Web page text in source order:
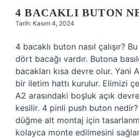
4 BACAKLI BUTON
Tarih: Kasım 4, 2024
4 bacaklı buton nasıl çalışır?
dört bacağı vardır. Butona
bacakları kısa devre olur. Yani
bir iletim hattı kurulur. Elimizi
A2 arasındaki boşluk açık
kesilir. 4 pinli push buton
düğme alt montaj için
kolayca monte edilmesini